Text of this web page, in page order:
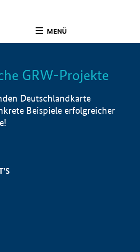
MENÜ
Info
GRW-Projekte
Deutschlandkarte
Beispiele erfolgreicher